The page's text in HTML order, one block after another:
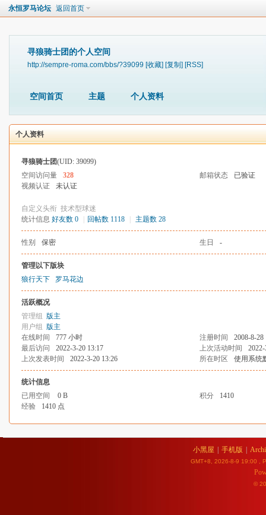
永恒罗马论坛 返回首页
寻狼骑士团的个人空间
http://sempre-roma.com/bbs/?39099 [收藏] [复制] [RSS]
空间首页 主题 个人资料
个人资料
寻狼骑士团(UID: 39099)
空间访问量
328 邮箱状态
已验证
视频认证
未认证
自定义头衔 技术型球迷
统计信息 好友数 0 回帖数 1118 主题数 28
性别 保密 生日 -
管理以下版块
狼行天下
罗马花边
活跃概况
管理组 版主
用户组 版主
在线时间
777 小时 注册时间
2008-8-28
最后访问
2022-3-20 13:17 上次活动时间
上次发表时间
2022-3-20 13:26 所在时区 使用系统
统计信息
已用空间
0 B 积分
1410
经验
1410 点
小黑屋 手机版
GMT+8, 2026-8-9 19:00 ,
©